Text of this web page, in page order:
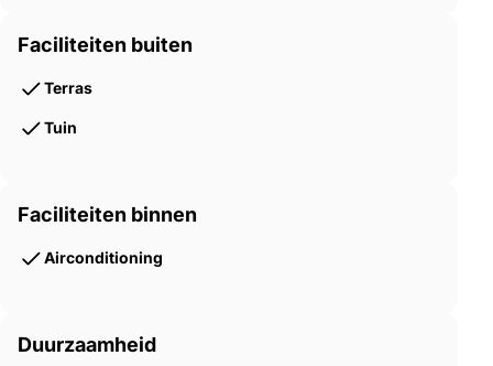
Faciliteiten buiten
Terras
Tuin
Faciliteiten binnen
Airconditioning
Duurzaamheid